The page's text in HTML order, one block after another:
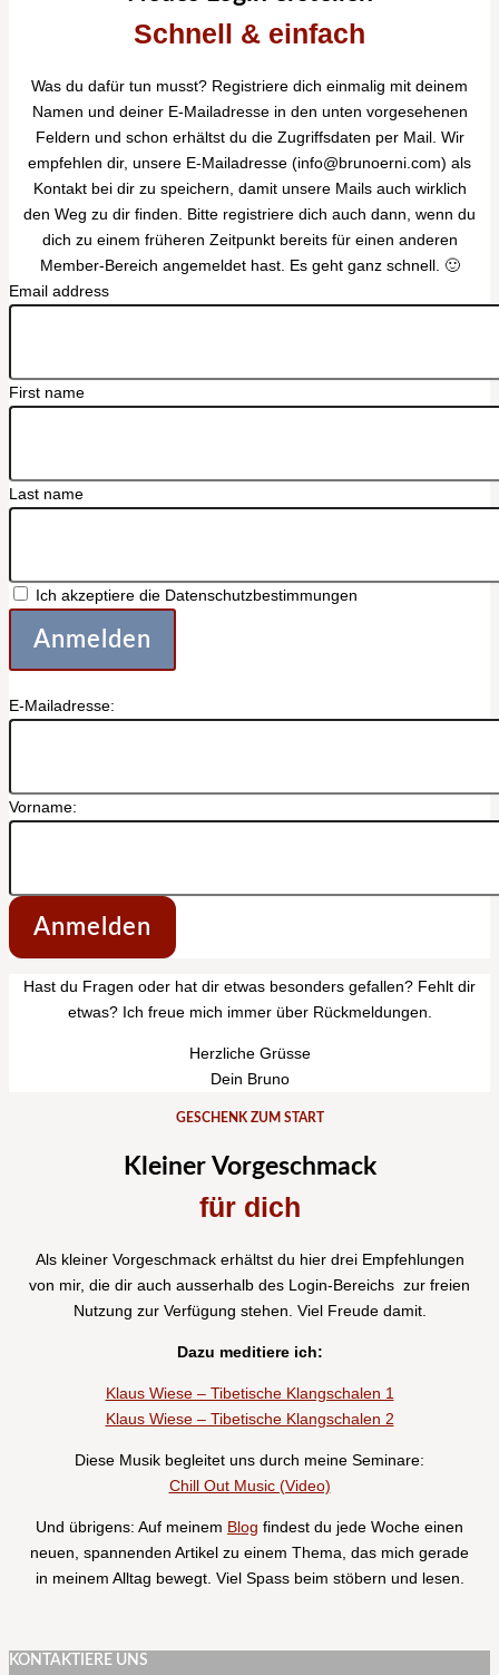
Schnell & einfach
Was du dafür tun musst? Registriere dich einmalig mit deinem
Namen und deiner E-Mailadresse in den unten vorgesehenen
Feldern und schon erhältst du die Zugriffsdaten per Mail. Wir
empfehlen dir, unsere E-Mailadresse (info@brunoerni.com) als
Kontakt bei dir zu speichern, damit unsere Mails auch wirklich
den Weg zu dir finden. Bitte registriere dich auch dann, wenn du
dich zu einem früheren Zeitpunkt bereits für einen anderen
Member-Bereich angemeldet hast. Es geht ganz schnell. 🙂
Email address
First name
Last name
Ich akzeptiere die Datenschutzbestimmungen
E-Mailadresse:
Vorname:
Anmelden
Hast du Fragen oder hat dir etwas besonders gefallen? Fehlt dir
etwas? Ich freue mich immer über Rückmeldungen.
Herzliche Grüsse
Dein Bruno
GESCHENK ZUM START
Kleiner Vorgeschmack
für dich
Als kleiner Vorgeschmack erhältst du hier drei Empfehlungen
von mir, die dir auch ausserhalb des Login-Bereichs zur freien
Nutzung zur Verfügung stehen. Viel Freude damit.
Dazu meditiere ich:
Klaus Wiese – Tibetische Klangschalen 1
Klaus Wiese – Tibetische Klangschalen 2
Diese Musik begleitet uns durch meine Seminare:
Chill Out Music (Video)
Und übrigens: Auf meinem Blog findest du jede Woche einen
neuen, spannenden Artikel zu einem Thema, das mich gerade
in meinem Alltag bewegt. Viel Spass beim stöbern und lesen.
KONTAKTIERE UNS